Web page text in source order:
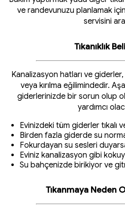
ve randevunuzu planlamak
servisini
Tıkanıklık
Kanalizasyon hatları ve
veya kırılma eğilimindedir.
giderlerinizde bir sorun olup
yardımcı
Evinizdeki tüm giderler tıkalı
Birden fazla giderde su
Fokurdayan su sesleri
Eviniz kanalizasyon gibi
Su bahçenizde birikiyor ve
Tıkanmaya Neden